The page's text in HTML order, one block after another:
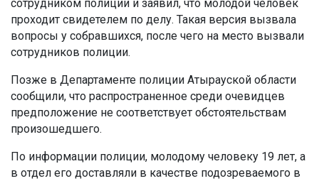
сотрудником полиции и заявил, что молодой человек
проходит свидетелем по делу. Такая версия вызвала
вопросы у собравшихся, после чего на место вызвали
сотрудников полиции.
Позже в Департаменте полиции Атырауской области
сообщили, что распространенное среди очевидцев
предположение не соответствует обстоятельствам
произошедшего.
По информации полиции, молодому человеку 19 лет, а
в отдел его доставляли в качестве подозреваемого в